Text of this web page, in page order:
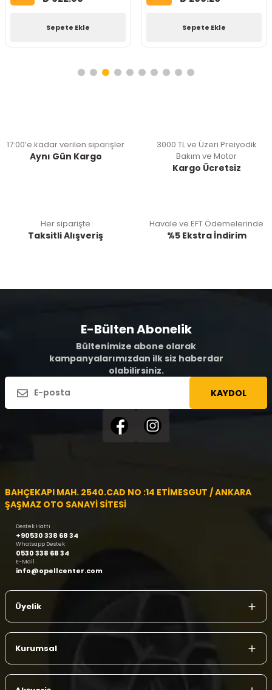
Sepete Ekle Sepete Ekle
17:00’e kadar verilen siparişler
Aynı Gün Kargo
3000 TL ve Üzeri Preiyodik
Bakım ve Motor
Kargo Ücretsiz
Her siparişte
Taksitli Alışveriş
Havale ve EFT Ödemelerinde
%5 Ekstra İndirim
E-Bülten Abonelik
Bültenimize abone olarak
kampanyalarımızdan ilk siz haberdar
olabilirsiniz.
KAYDOL
BAHÇEKAPI MAH. 2540.CAD NO :14 ETİMESGUT / ANKARA
ŞAŞMAZ OTO SANAYİ SİTESİ
Destek Hattı
+90530 338 68 34
Whatsapp Destek
0530 338 68 34
E-Mail
info@opellcenter.com
Üyelik
Kurumsal